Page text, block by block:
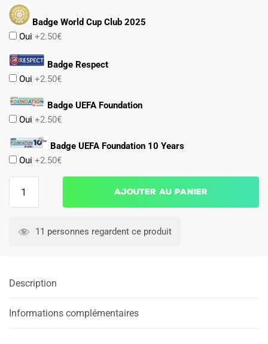
Badge World Cup Club 2025
Oui +2.50€
Badge Respect
Oui +2.50€
Badge UEFA Foundation
Oui +2.50€
Badge UEFA Foundation 10 Years
Oui +2.50€
Back
2000
Ajouter au panier
11 personnes regardent ce produit
Description
Informations complémentaires